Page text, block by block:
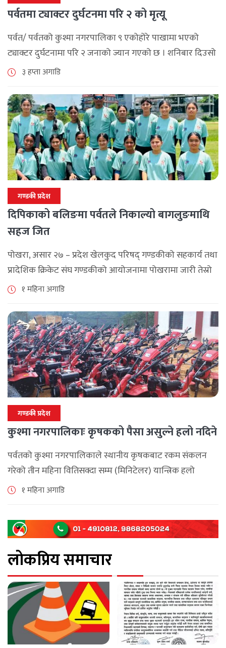
पर्वतमा ट्याक्टर दुर्घटनमा परि २ को मृत्यू
पर्वत/ पर्वतको कुश्मा नगरपालिका ९ एकोहोरे पाखामा भएको
ट्याक्टर दुर्घटनामा परि २ जनाको ज्यान गएको छ । शनिबार दिउसो
दोबिल्ला देखि फलेवास तर्फ जाँदै गरेको ध १ त ७२७३ नम्मरको [...]
३ हप्ता अगाडि
गण्डकी प्रदेश
दिपिकाको बलिङमा पर्वतले निकाल्यो बागलुङमाथि
सहज जित
पोखरा, असार २७ – प्रदेश खेलकुद परिषद् गण्डकीको सहकार्य तथा
प्रादेशिक क्रिकेट संघ गण्डकीको आयोजनामा पोखरामा जारी तेस्रो
गण्डकी महिला टी–२० क्रिकेट प्रतियोगिता–२०२६ अन्तर्गत शनिबार
१ महिना अगाडि
गण्डकी प्रदेश
कुश्मा नगरपालिकाः कृषकको पैसा असुल्ने हलो नदिने
पर्वतको कुश्मा नगरपालिकाले स्थानीय कृषकबाट रकम संकलन
गरेको तीन महिना वितिसक्दा सम्म (मिनिटेलर) यान्त्रिक हलो
वितरण नगरेपछि पर्वतको कुश्मा नगरपालिकाका कृषकहरु चिन्तित
१ महिना अगाडि
लोकप्रिय समाचार